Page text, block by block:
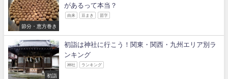
節分・恵方巻き
があるって本当？
由来 豆まき 苗字
初詣
初詣は神社に行こう！関東・関西・九州エリア別ラ
ンキング
神社 ランキング